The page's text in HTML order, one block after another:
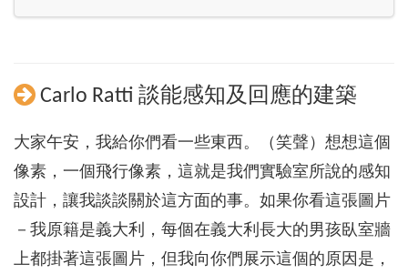
Carlo Ratti 談能感知及回應的建築
大家午安，我給你們看一些東西。（笑聲）想想這個
像素，一個飛行像素，這就是我們實驗室所說的感知
設計，讓我談談關於這方面的事。如果你看這張圖片
－我原籍是義大利，每個在義大利長大的男孩臥室牆
上都掛著這張圖片，但我向你們展示這個的原因是，